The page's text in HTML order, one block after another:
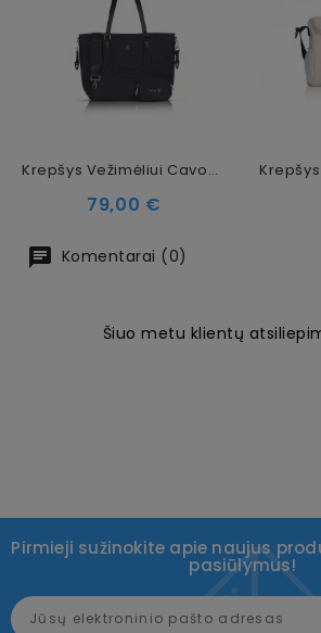
Krepšys Vežimėliui Cavoe Moi XL Meteorite
Kaina
79,00 €
Komentarai (0)
Šiuo metu klientų
Pirmieji sužinokite apie naujus
pasiūlymus!